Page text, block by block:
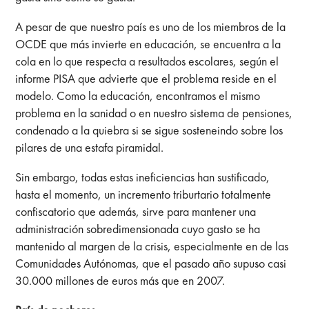
A pesar de que nuestro país es uno de los miembros de la
OCDE que más invierte en educación, se encuentra a la
cola en lo que respecta a resultados escolares, según el
informe PISA que advierte que el problema reside en el
modelo. Como la educación, encontramos el mismo
problema en la sanidad o en nuestro sistema de pensiones,
condenado a la quiebra si se sigue sosteneindo sobre los
pilares de una estafa piramidal.
Sin embargo, todas estas ineficiencias han sustificado,
hasta el momento, un incremento triburtario totalmente
confiscatorio que además, sirve para mantener una
administración sobredimensionada cuyo gasto se ha
mantenido al margen de la crisis, especialmente en de las
Comunidades Autónomas, que el pasado año supuso casi
30.000 millones de euros más que en 2007.